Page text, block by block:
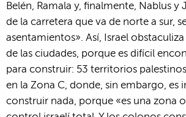
Belén, Ramala y, finalmente, Nablus y
de la carretera que va de norte a sur,
asentamientos». Así, Israel
de las ciudades, porque es difícil
para construir: 53 territorios
en la Zona C, donde, sin embargo, es
construir nada, porque «es una zona